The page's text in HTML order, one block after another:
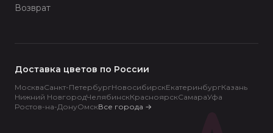
Возврат
Доставка цветов по России
МоскваСанкт-ПетербургНовосибирскЕкатеринбургКазань
Нижний НовгородЧелябинскКрасноярскСамараУфа
Ростов-на-ДонуОмскВсе города →